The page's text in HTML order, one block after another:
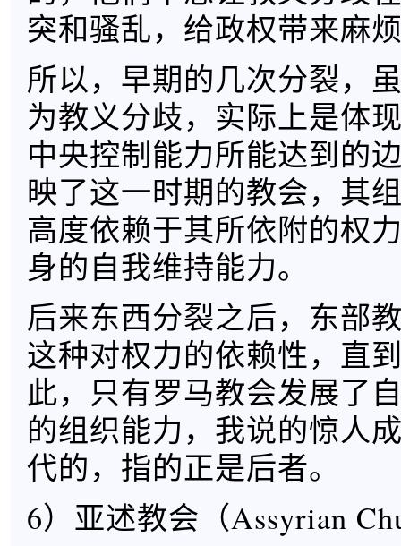
突和骚乱，给政权带来麻
所以，早期的几次分裂，
为教义分歧，实际上是体
中央控制能力所能达到的
映了这一时期的教会，其
高度依赖于其所依附的权
身的自我维持能力。
后来东西分裂之后，东部
这种对权力的依赖性，直
此，只有罗马教会发展了
的组织能力，我说的惊人
代的，指的正是后者。
6）亚述教会（Assyrian